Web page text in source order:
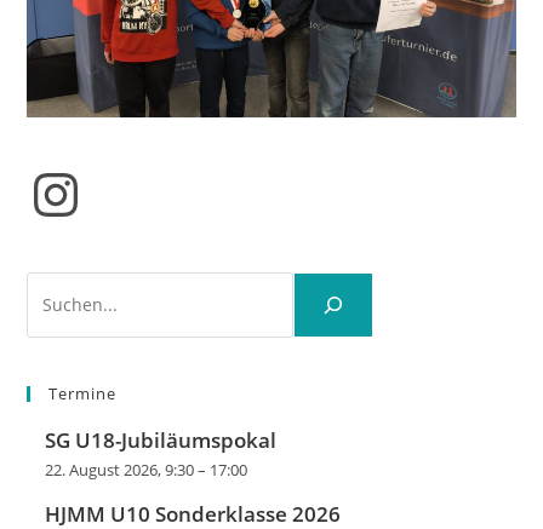
Instagram
Termine
SG U18-Jubiläumspokal
22. August 2026, 9:30– 17:00
HJMM U10 Sonderklasse 2026